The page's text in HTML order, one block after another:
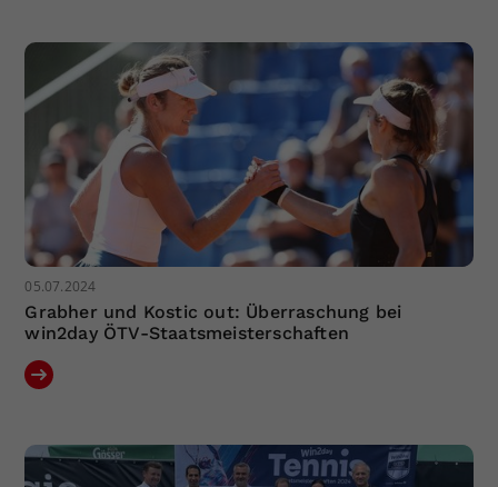
05.07.2024
Grabher und Kostic out: Überraschung bei
win2day ÖTV-Staatsmeisterschaften
Zweck
Einstellungen. Unter anderem eine
zufällig generierte ID, für die
historische Speicherung Ihrer
vorgenommen Einstellungen, falls der
Webseiten-Betreiber dies eingestellt
hat.